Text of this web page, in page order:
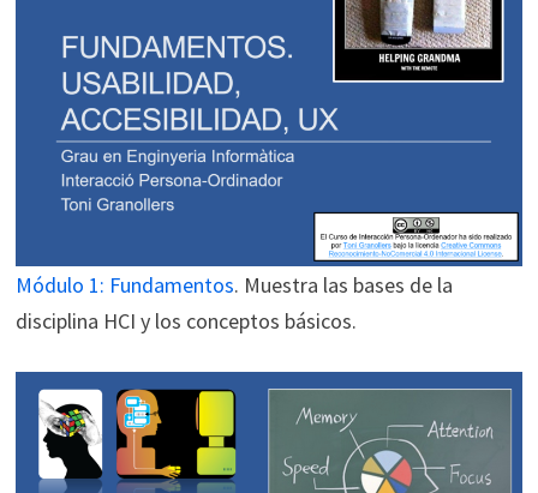
Módulo 1: Fundamentos. Muestra las bases de la
disciplina HCI y los conceptos básicos.